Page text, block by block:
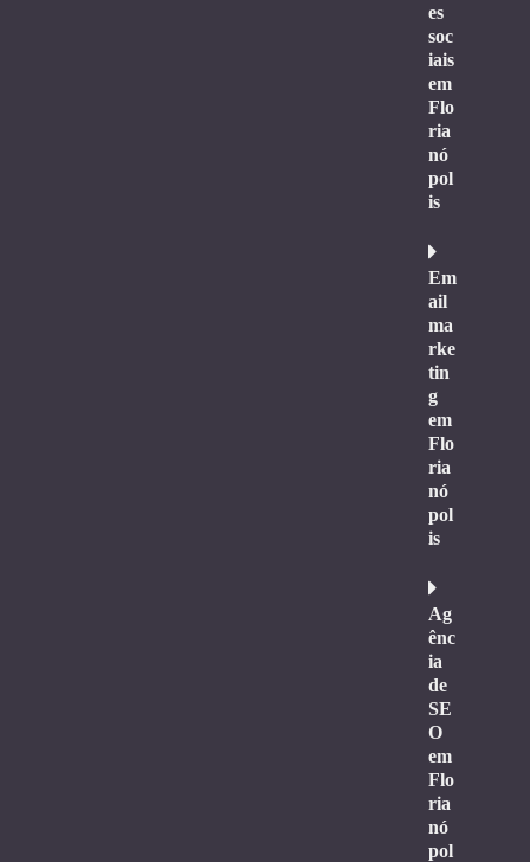
es
soc
iais
em
Flo
ria
nó
pol
is
Em
ail
ma
rke
tin
g
em
Flo
ria
nó
pol
is
Ag
ênc
ia
de
SE
O
em
Flo
ria
nó
pol